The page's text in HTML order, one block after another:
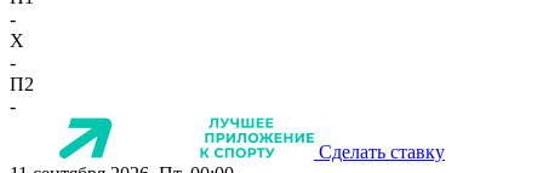
-
X
-
П2
-
Сделать ставку